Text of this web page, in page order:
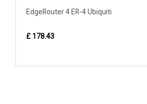
EdgeRouter 4 ER-4 Ubiquiti
£ 178.43